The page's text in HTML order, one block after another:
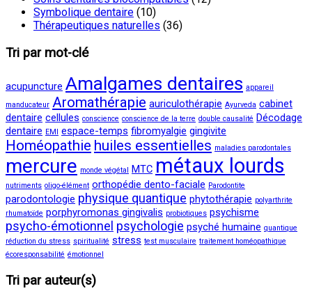
Symbolique dentaire (10)
Thérapeutiques naturelles (36)
Tri par mot-clé
acupuncture Amalgames dentaires appareil
manducateur Aromathérapie auriculothérapie Ayurveda cabinet
dentaire cellules conscience conscience de la terre double causalité Décodage
dentaire EMI espace-temps fibromyalgie gingivite
Homéopathie huiles essentielles maladies parodontales
mercure monde végétal MTC métaux lourds
nutriments oligo-élément orthopédie dento-faciale Parodontite
parodontologie physique quantique phytothérapie polyarthrite
rhumatoïde porphyromonas gingivalis probiotiques psychisme
psycho-émotionnel psychologie psyché humaine quantique
réduction du stress spiritualité stress test musculaire traitement homéopathique
écoresponsabilité émotionnel
Tri par auteur(s)